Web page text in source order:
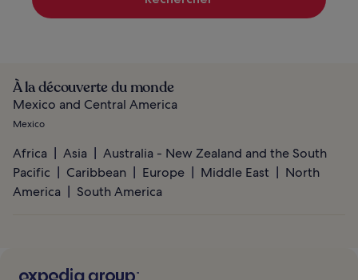
À la découverte du monde
Mexico and Central America
Mexico
Africa Asia
Australia - New Zealand and the South
Pacific
Caribbean Europe Middle East
North
America
South America